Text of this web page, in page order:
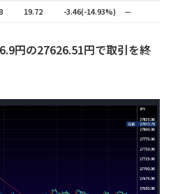
19.72 -3.46(-14.93%) －
円の27626.51円で取引を終